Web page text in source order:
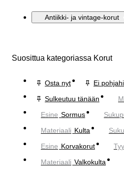
Antiikki- ja vintage-korut
Suosittua kategoriassa Korut
Osta nyt
Ei
Sulkeutuu tänään
Esine Sormus
Materiaali Kulta
Esine Korvakorut
Materiaali Valkokulta